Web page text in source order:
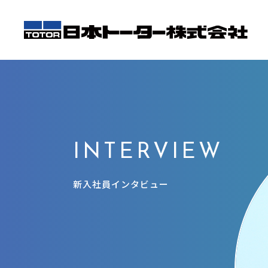
INTERVIEW
新入社員インタビュー